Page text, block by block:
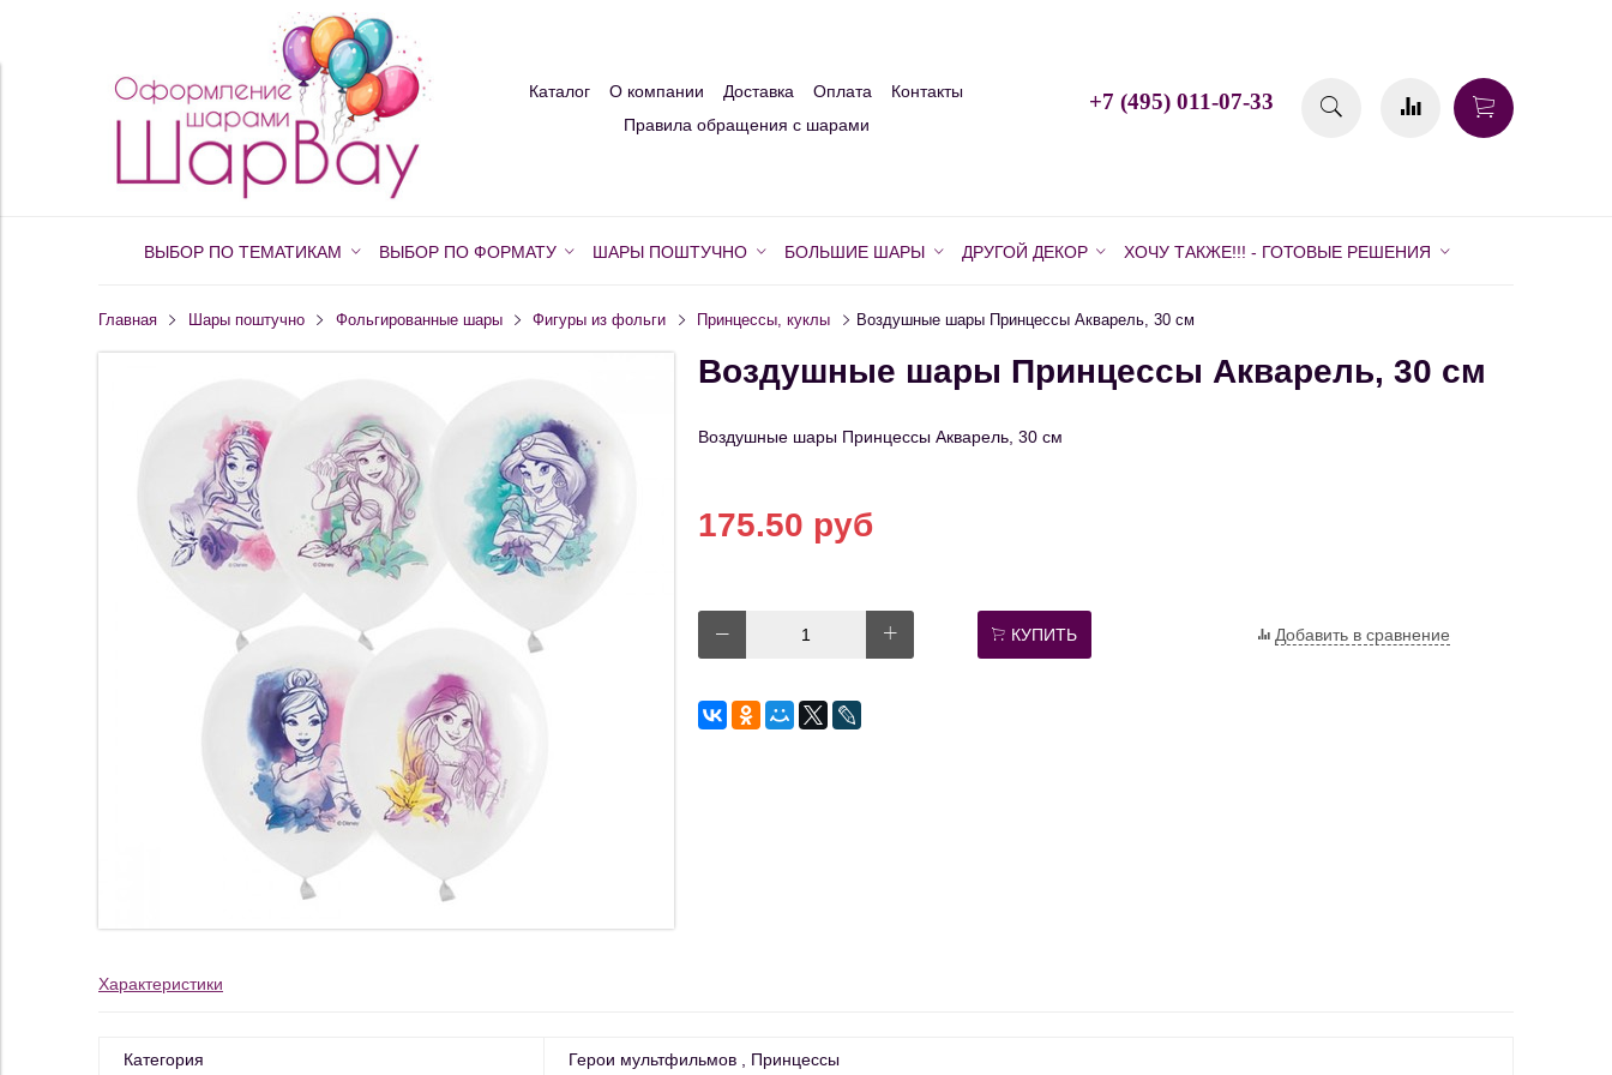
Каталог О компании Доставка Оплата
Контакты
Правила обращения с шарами
+7 (495) 011-07-33
ВЫБОР ПО ТЕМАТИКАМ ВЫБОР ПО ФОРМАТУ ШАРЫ ПОШТУЧНО БОЛЬШИЕ ШАРЫ ДРУГОЙ ДЕКОР ХОЧУ ТАКЖЕ!!! - ГОТОВЫЕ РЕШЕНИЯ
Главная Шары поштучно Фольгированные шары Фигуры из фольги Принцессы, куклы Воздушные шары Принцессы Акварель, 30 см
Воздушные шары Принцессы Акварель, 30 см
Воздушные шары Принцессы Акварель, 30 см
175.50 руб
КУПИТЬ Добавить в сравнение
Характеристики
Категория Герои мультфильмов Принцессы